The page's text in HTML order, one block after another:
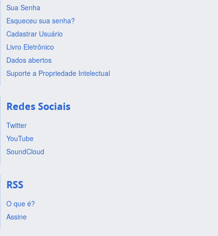
Sua Senha
Esqueceu sua senha?
Cadastrar Usuário
Livro Eletrônico
Dados abertos
Suporte a Propriedade Intelectual
Redes Sociais
Twitter
YouTube
SoundCloud
RSS
O que é?
Assine